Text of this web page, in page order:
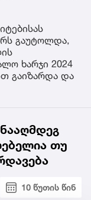
გაუტოლდა,
ხარჯი 2024
გაიზარდა და
თუ
10 წუთის წინ